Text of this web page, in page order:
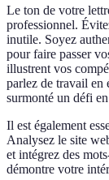
Le ton de votre
professionnel.
inutile. Soyez
pour faire passer
illustrent vos
parlez de travail en
surmonté un défi
Il est également
Analysez le site
et intégrez des
démontre votre